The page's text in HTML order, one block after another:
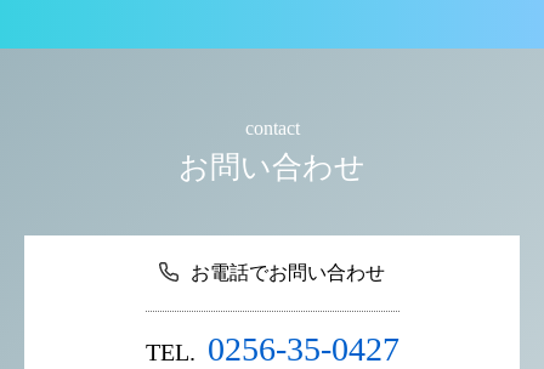
contact
お問い合わせ
お電話でお問い合わせ
TEL. 0256-35-0427